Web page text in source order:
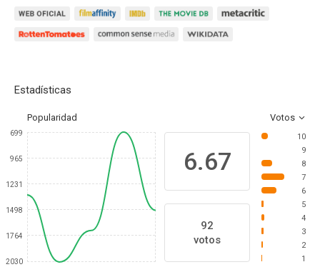
Estadísticas
Popularidad Votos
699
965
1231
1498
1764
2030
6.67
92
votos
10
9
8
7
6
5
4
3
2
1